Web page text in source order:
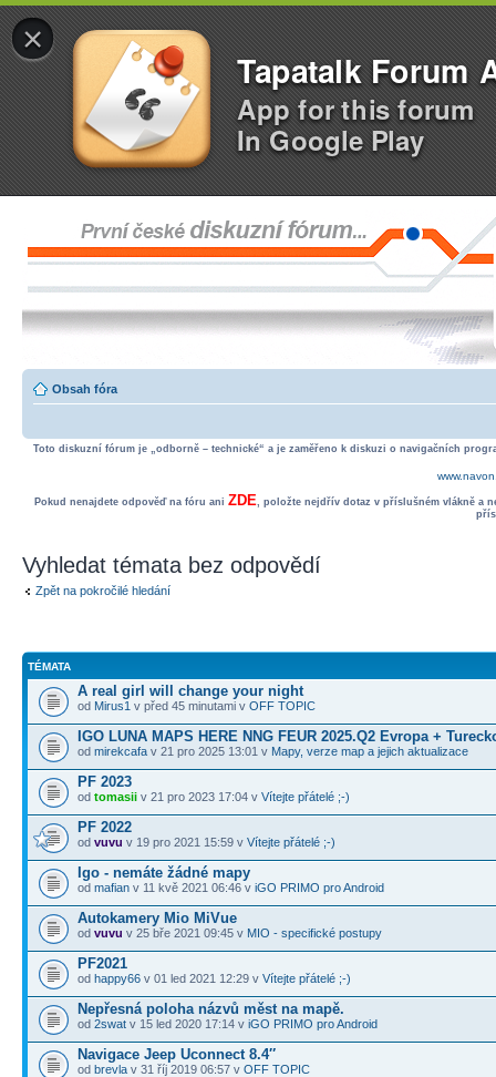
×
Tapatalk Forum
App for this forum
In Google Play
Obsah fóra
Toto diskuzní fórum je „odborně – technické“ a je zaměřeno k diskuzi o navigačních
Pokud nenajdete odpověď na fóru ani ZDE, položte nejdřív dotaz v příslušném vlákně a
Vyhledat témata bez odpovědí
Zpět na pokročilé hledání
TÉMATA
A real girl will change your night
od Mirus1 v před 45 minutami v OFF TOPIC
IGO LUNA MAPS HERE NNG FEUR 2025.Q2 Evropa +
od mirekcafa v 21 pro 2025 13:01 v Mapy, verze map a jejich aktualizace
PF 2023
od tomasii v 21 pro 2023 17:04 v Vítejte přátelé ;-)
PF 2022
od vuvu v 19 pro 2021 15:59 v Vítejte přátelé ;-)
Igo - nemáte žádné mapy
od mafian v 11 kvě 2021 06:46 v iGO PRIMO pro Android
Autokamery Mio MiVue
od vuvu v 25 bře 2021 09:45 v MIO - specifické postupy
PF2021
od happy66 v 01 led 2021 12:29 v Vítejte přátelé ;-)
Nepřesná poloha názvů měst na mapě.
od 2swat v 15 led 2020 17:14 v iGO PRIMO pro Android
Navigace Jeep Uconnect 8.4″
od brevla v 31 říj 2019 06:57 v OFF TOPIC